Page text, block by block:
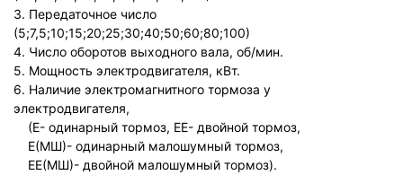
3. Передаточное число
(5;7,5;10;15;20;25;30;40;50;60;80;100)
4. Число оборотов выходного вала, об/мин.
5. Мощность электродвигателя, кВт.
6. Наличие электромагнитного тормоза у
электродвигателя,
(Е- одинарный тормоз, ЕЕ- двойной тормоз,
Е(МШ)- одинарный малошумный тормоз,
ЕЕ(МШ)- двойной малошумный тормоз).